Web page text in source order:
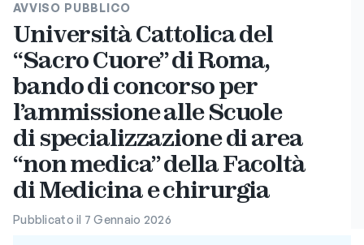
AVVISO PUBBLICO
Università Cattolica del
“Sacro Cuore” di Roma,
bando di concorso per
l’ammissione alle Scuole
di specializzazione di area
“non medica” della Facoltà
di Medicina e chirurgia
Pubblicato il 7 Gennaio 2026